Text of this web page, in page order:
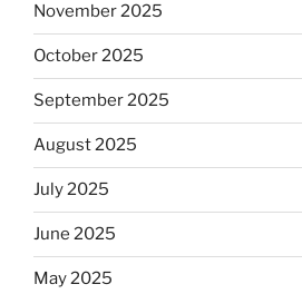
November 2025
October 2025
September 2025
August 2025
July 2025
June 2025
May 2025